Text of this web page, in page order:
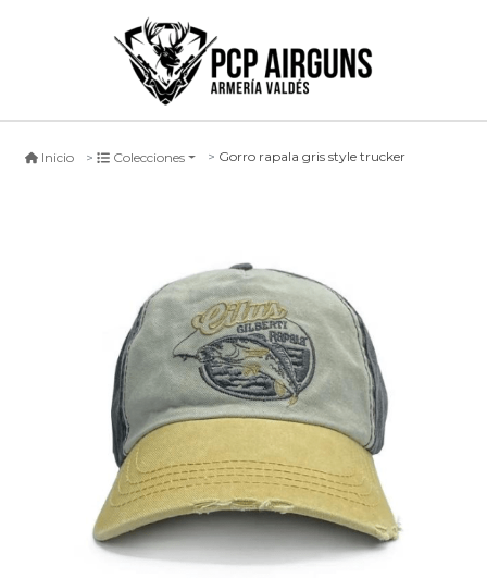
Inicio Colecciones Gorro rapala gris style trucker